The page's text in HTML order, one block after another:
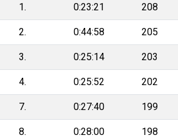
1. 0:23:21 208
2. 0:44:58 205
3. 0:25:14 203
4. 0:25:52 202
7. 0:27:40 199
8. 0:28:00 198